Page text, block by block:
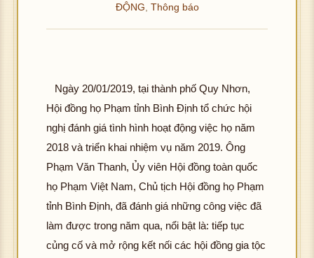
ĐỘNG Thông báo
Ngày 20/01/2019, tại thành phố Quy Nhơn,
Hội đồng họ Phạm tỉnh Bình Định tổ chức hội
nghị đánh giá tình hình hoạt động việc họ năm
2018 và triển khai nhiệm vụ năm 2019. Ông
Phạm Văn Thanh, Ủy viên Hội đồng toàn quốc
họ Phạm Việt Nam, Chủ tịch Hội đồng họ Phạm
tỉnh Bình Định, đã đánh giá những công việc đã
làm được trong năm qua, nổi bật là: tiếp tục
củng cố và mở rộng kết nối các hội đồng gia tộc